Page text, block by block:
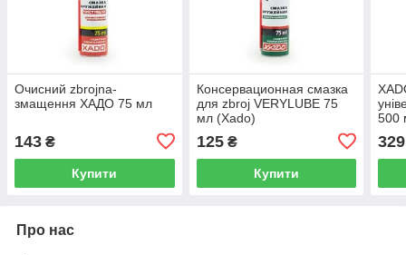
Очисний zbrojna-
змащення ХАДО 75 мл
143 ₴
Купити
Консервационная смазка
для zbroj VERYLUBE 75
мл (Xado)
125₴
Купити
500
329
Про нас